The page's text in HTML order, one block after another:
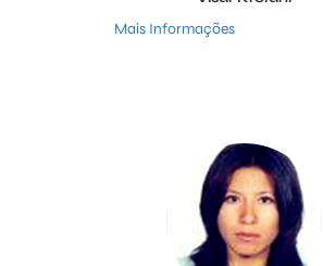
Mais Informações